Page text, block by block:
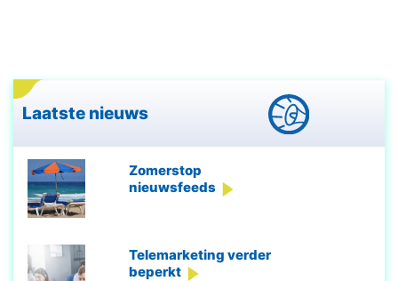
Laatste nieuws
Zomerstop
nieuwsfeeds
Telemarketing verder
beperkt